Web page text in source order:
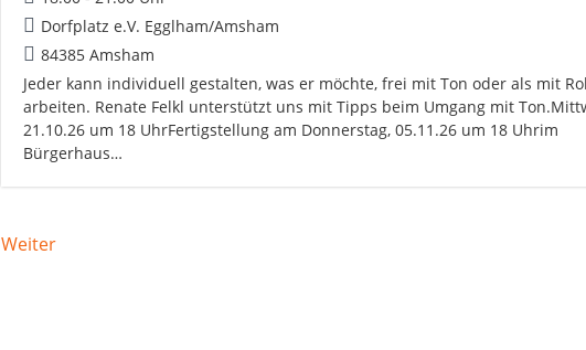
Dorfplatz e.V. Egglham/Amsham
84385 Amsham
Jeder kann individuell gestalten, was er möchte, frei mit Ton oder als mit
arbeiten. Renate Felkl unterstützt uns mit Tipps beim Umgang mit
21.10.26 um 18 UhrFertigstellung am Donnerstag, 05.11.26 um 18 Uhrim
Bürgerhaus…
Weiter